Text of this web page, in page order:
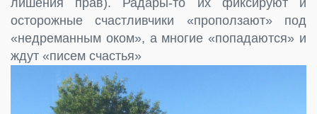
лишения прав). Радары-то их фиксируют и
осторожные счастливчики «проползают» под
«недреманным оком», а многие «попадаются» и
ждут «писем счастья»